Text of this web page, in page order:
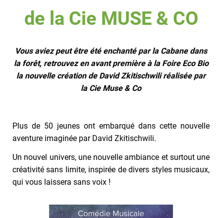
de la Cie MUSE & CO
Vous aviez peut être été enchanté par la Cabane dans
la forêt, retrouvez en avant première à la Foire Eco Bio
la nouvelle création de David Zkitischwili réalisée par
la Cie Muse & Co
Plus de 50 jeunes ont embarqué dans cette nouvelle
aventure imaginée par David Zkitischwili.
Un nouvel univers, une nouvelle ambiance et surtout une
créativité sans limite, inspirée de divers styles musicaux,
qui vous laissera sans voix !